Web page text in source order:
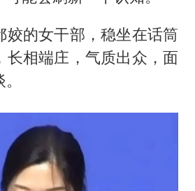
白海豚将正面袭击贯穿浙江
乐享全民健身 共筑健康中国
姣的女干部，稳坐在话筒
长相端庄，气质出众，面